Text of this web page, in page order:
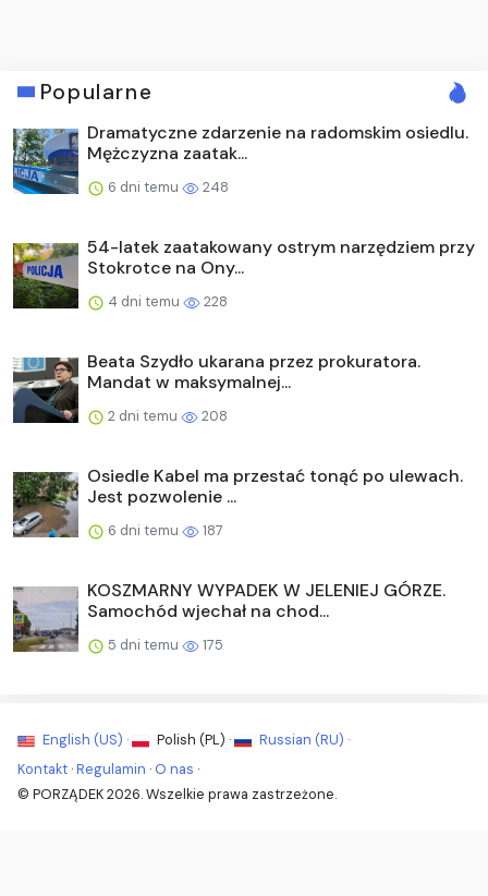
Popularne
Dramatyczne zdarzenie na radomskim osiedlu.
Mężczyzna zaatak...
6 dni temu 248
54-latek zaatakowany ostrym narzędziem przy
Stokrotce na Ony...
4 dni temu 228
Beata Szydło ukarana przez prokuratora.
Mandat w maksymalnej...
2 dni temu 208
Osiedle Kabel ma przestać tonąć po ulewach.
Jest pozwolenie ...
6 dni temu 187
KOSZMARNY WYPADEK W JELENIEJ GÓRZE.
Samochód wjechał na chod...
5 dni temu 175
English (US) · Polish (PL) ·
Russian (RU) ·
Kontakt ·Regulamin · O nas ·
© PORZĄDEK 2026. Wszelkie prawa zastrzeżone.